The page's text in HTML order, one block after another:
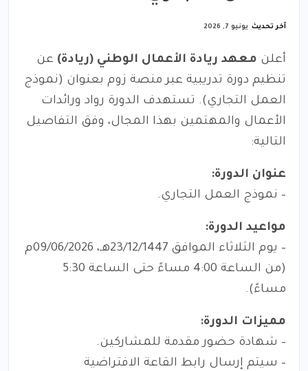
آخر تحديث يونيو 7, 2026
أعلن معهد ريادة الأعمال الوطني (ريادة) عن
تنظيم دورة تدريبية عبر منصة زوم بعنوان (نموذج
العمل التجاري). تستهدف الدورة رواد ورائدات
الأعمال والمهتمين بهذا المجال، وفق التفاصيل
التالية:
عنوان الدورة:
– نموذج العمل التجاري.
مواعيد الدورة:
– يوم الثلاثاء الموافق 23/12/1447هـ، 09/06/2026م
(من الساعة 4:00 مساءً حتى الساعة 5:30
مساءً).
مميزات الدورة:
– شهادة حضور مقدمة للمشاركين.
– سيتم إرسال رابط القاعة الافتراضية